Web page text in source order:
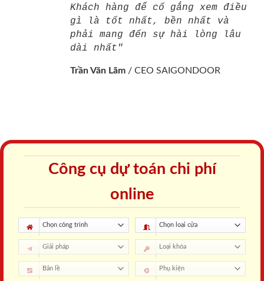
Khách hàng để cố gắng xem điều
gì là tốt nhất, bền nhất và
phải mang đến sự hài lòng lâu
dài nhất"
Trần Văn Lãm / CEO SAIGONDOOR
Công cụ dự toán chi phí
online